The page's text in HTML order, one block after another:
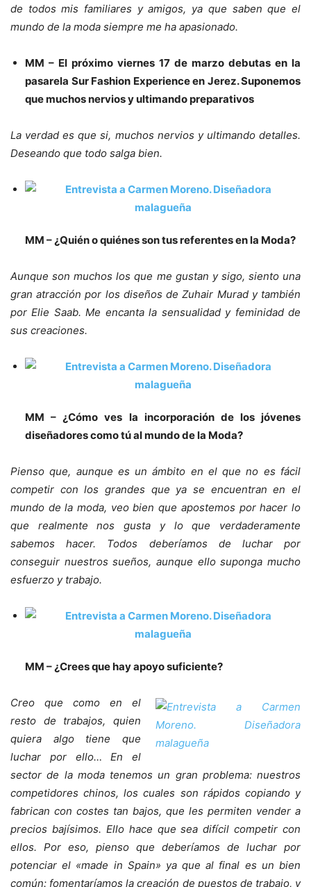
de todos mis familiares y amigos, ya que saben que el
mundo de la moda siempre me ha apasionado.
MM – El próximo viernes 17 de marzo debutas en la
pasarela Sur Fashion Experience en Jerez. Suponemos
que muchos nervios y ultimando preparativos
La verdad es que si, muchos nervios y ultimando detalles.
Deseando que todo salga bien.
MM – ¿Quién o quiénes son tus referentes en la Moda?
Aunque son muchos los que me gustan y sigo, siento una
gran atracción por los diseños de Zuhair Murad y también
por Elie Saab. Me encanta la sensualidad y feminidad de
sus creaciones.
MM – ¿Cómo ves la incorporación de los jóvenes
diseñadores como tú al mundo de la Moda?
Pienso que, aunque es un ámbito en el que no es fácil
competir con los grandes que ya se encuentran en el
mundo de la moda, veo bien que apostemos por hacer lo
que realmente nos gusta y lo que verdaderamente
sabemos hacer. Todos deberíamos de luchar por
conseguir nuestros sueños, aunque ello suponga mucho
esfuerzo y trabajo.
MM – ¿Crees que hay apoyo suficiente?
Creo que como en el
resto de trabajos, quien
quiera algo tiene que
luchar por ello… En el
sector de la moda tenemos un gran problema: nuestros
competidores chinos, los cuales son rápidos copiando y
fabrican con costes tan bajos, que les permiten vender a
precios bajísimos. Ello hace que sea difícil competir con
ellos. Por eso, pienso que deberíamos de luchar por
potenciar el «made in Spain» ya que al final es un bien
común: fomentaríamos la creación de puestos de trabajo, y